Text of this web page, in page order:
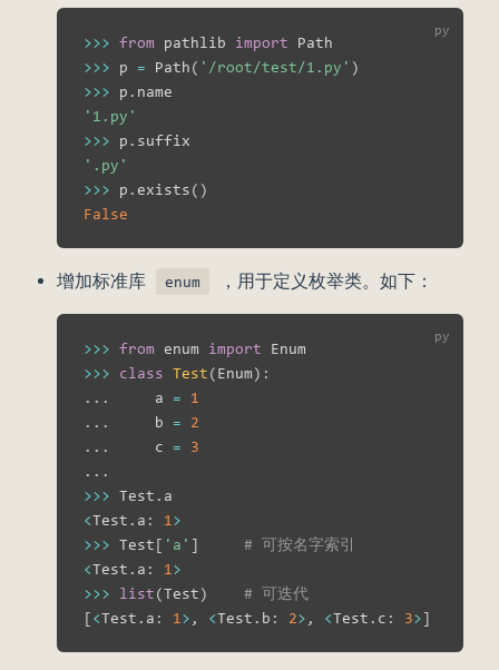
>>> from pathlib import
>>> p = Path( '/root/test/1.py' )
>>> p .
'1.py'
>>> p .
'.py'
>>> p .exists( )
False
增加标准库 enum ，用于定义枚举类。如下：
>>> from enum import
>>> class Test(Enum) :
. . .
     a
=
1
. . .
     b
=
2
. . .
     c
=
3
. . .
>>> Test .
<Test . a : 1 >
>>> Test[ 'a' ]
# 可按名字索引
<Test . a : 1 >
>>> list(Test)
# 可迭代
[<Test . a : 1 > , <Test . b : 2> , <Test . c : 3>]